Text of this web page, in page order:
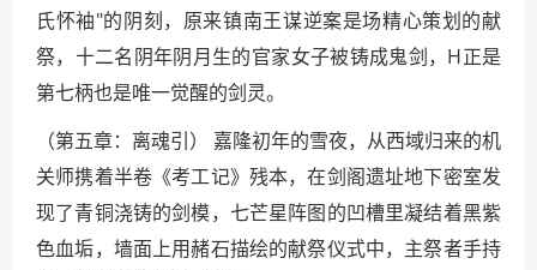
氏怀袖"的阴刻，原来镇南王谋逆案是场精心策划的献
祭，十二名阴年阴月生的官家女子被铸成鬼剑，H正是
第七柄也是唯一觉醒的剑灵。
（第五章：离魂引） 嘉隆初年的雪夜，从西域归来的机
关师携着半卷《考工记》残本，在剑阁遗址地下密室发
现了青铜浇铸的剑模，七芒星阵图的凹槽里凝结着黑紫
色血垢，墙面上用赭石描绘的献祭仪式中，主祭者手持